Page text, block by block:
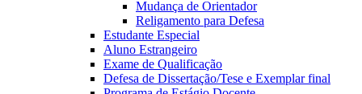
Mudança de Orientador
Religamento para Defesa
Estudante Especial
Aluno Estrangeiro
Exame de Qualificação
Defesa de Dissertação/Tese e Exemplar final